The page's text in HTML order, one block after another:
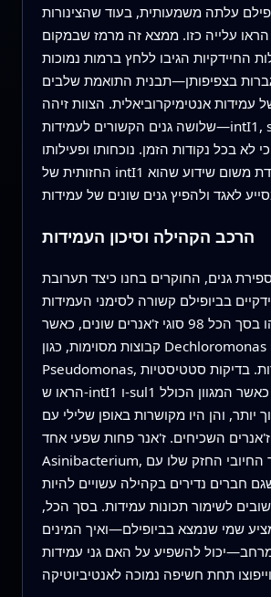
עלתה משמעותית, בעוד שהצינורות
עלייה כזו. ממצא זה מרמז שבמקום
החיידקיות הגיבו ללחץ ברמות נמוכות
בצפיפותן—תבנית התואמת שלבים
עמידות אנטימיקרוביאלית. הצוות זיהה
שלושה גנים הקשורים לעמידות—intI1, sul1 ו-sul2—
לא בכל נקודות הזמן. נוכחותו ופעילותו
החזותית של intI1 היוו דאגה מיוחדת משום שידוע שהוא
הרכב הקהילה וסיכון העמידות
גנים, החוקרים בחנו כיצד תערובת
בביופילם קשורה לסימני העמידות
הללו. הם זיהו בסך הכל 98 סוגי ז'אנרים שונים, כאשר
קבוצות מסוימות, כגון Dechloromonas ו-
Pseudomonas, שלטו בתדירות. בדיקות סטטיסטיות
הראו ש-intI1 ו-sul1 נטו להופיע כאשר המגוון הכולל
יותר, והן היו מקושרות באופן שלילי עם
השכיחים. ז'אנר פחות שפעי אחד,
Asinibacterium, בלט בקשר החיובי החזק שלו עם intI1,
חברים נדירים בקהילה עשויים להיות
לשימור תכונות עמידות. בסך הכל,
שמי שנמצא בביופילם—ואיך המינים
להשפיע על האם גני עמידות